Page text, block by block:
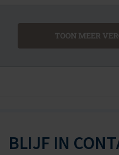
TOON MEER
BLIJF IN